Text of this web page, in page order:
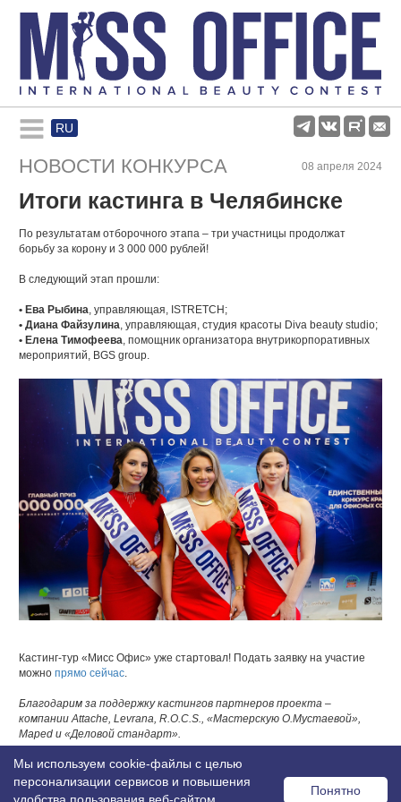
RU
Rules and regulations
About pageant
Participants
Gallery
НОВОСТИ КОНКУРСА 08 апреля 2024
Итоги кастинга в Челябинске
По результатам отборочного этапа – три участницы продолжат
борьбу за корону и 3 000 000 рублей!
В следующий этап прошли:
• Ева Рыбина, управляющая, ISTRETCH;
• Диана Файзулина, управляющая, студия красоты Diva beauty studio;
• Елена Тимофеева, помощник организатора внутрикорпоративных
мероприятий, BGS group.
Кастинг-тур «Мисс Офис» уже стартовал! Подать заявку на участие
можнопрямо сейчас.
Благодарим за поддержку кастингов партнеров проекта –
компании Attache, Levrana, R.O.C.S., «Мастерскую О.Мустаевой»,
Maped и «Деловой стандарт».
Мы используем cookie-файлы с целью
персонализации сервисов и повышения
Понятно